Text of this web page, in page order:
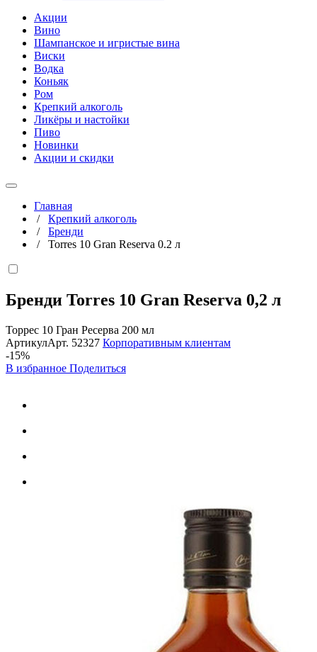
Акции
Вино
Шампанское и игристые вина
Виски
Водка
Коньяк
Ром
Крепкий алкоголь
Ликёры и настойки
Пиво
Новинки
Акции и скидки
Главная
/ Крепкий алкоголь
/ Бренди
/ Torres 10 Gran Reserva 0.2 л
Бренди Torres 10 Gran Reserva 0,2 л
Торрес 10 Гран Ресерва 200 мл
АртикулАрт. 52327 Корпоративным клиентам
-15%
В избранное Поделиться